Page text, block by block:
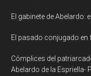
El gabinete de Abelardo:
El pasado conjugado en
Cómplices del
Abelardo de la Espriella-